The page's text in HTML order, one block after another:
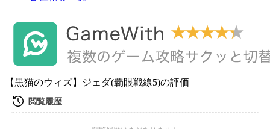
【黒猫のウィズ】ジェダ(覇眼戦線5)の評価